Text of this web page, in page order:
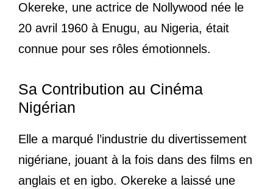
Okereke, une actrice de Nollywood née le
20 avril 1960 à Enugu, au Nigeria, était
connue pour ses rôles émotionnels.
Sa Contribution au Cinéma
Nigérian
Elle a marqué l’industrie du divertissement
nigériane, jouant à la fois dans des films en
anglais et en igbo. Okereke a laissé une